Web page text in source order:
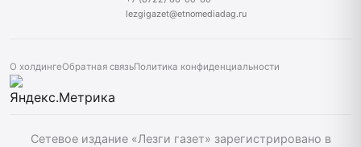
lezgigazet@etnomediadag.ru
О холдингеОбратная связьПолитика конфиденциальности
Сетевое издание «Лезги газет» зарегистрировано в